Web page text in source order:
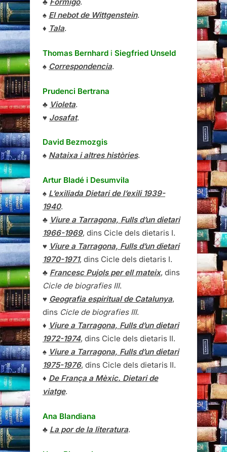
♠ El nebot de Wittgenstein.
♦ Tala.
Thomas Bernhard i Siegfried Unseld
♠ Correspondencia.
Prudenci Bertrana
♣ Violeta.
♥ Josafat.
David Bezmozgis
♠ Nataixa i altres històries.
Artur Bladé i Desumvila
♠ L’exiliada Dietari de l’exili 1939-
1940.
♣ Viure a Tarragona, Fulls d’un dietari
1966-1969, dins Cicle dels dietaris I.
♥ Viure a Tarragona, Fulls d’un dietari
1970-1971, dins Cicle dels dietaris I.
♣ Francesc Pujols per ell mateix, dins
Cicle de biografies III.
♥ Geografia espiritual de Catalunya,
dins Cicle de biografies III.
♦ Viure a Tarragona, Fulls d’un dietari
1972-1974, dins Cicle dels dietaris II.
♠ Viure a Tarragona, Fulls d’un dietari
1975-1976, dins Cicle dels dietaris II.
♦ De França a Mèxic. Dietari de
viatge.
Ana Blandiana
♣ La por de la literatura.